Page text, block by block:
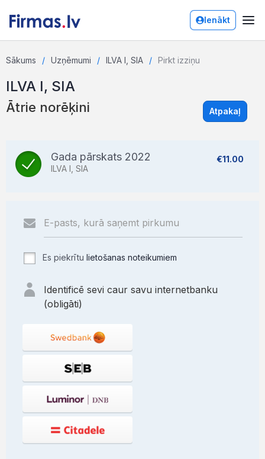
Ienākt
Sākums Uzņēmumi ILVA I, SIA Pirkt izziņu
ILVA I, SIA
Ātrie norēķini Atpakaļ
Gada pārskats 2022
ILVA I, SIA
€11.00
Es piekrītu lietošanas noteikumiem
Identificē sevi caur savu internetbanku
(obligāti)